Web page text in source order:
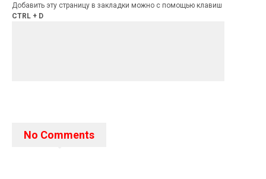
Добавить эту страницу в закладки можно с помощью клавиш
CTRL + D
No Comments